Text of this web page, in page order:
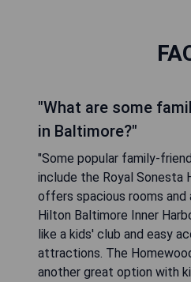
"What are some
in Baltimore?"
"Some popular family-
include the Royal Sonesta
offers spacious rooms and
Hilton Baltimore Inner
like a kids' club and easy
attractions. The
another great option with